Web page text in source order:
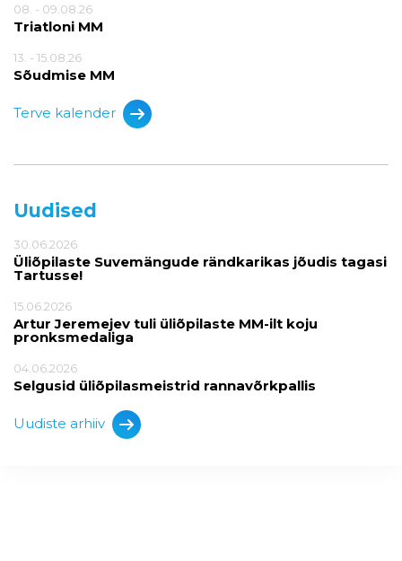
08. - 09.08.26
Triatloni MM
13. - 15.08.26
Sõudmise MM
Terve kalender
Uudised
30.06.2026
Üliõpilaste Suvemängude rändkarikas jõudis tagasi
Tartusse!
15.06.2026
Artur Jeremejev tuli üliõpilaste MM-ilt koju
pronksmedaliga
04.06.2026
Selgusid üliõpilasmeistrid rannavõrkpallis
Uudiste arhiiv